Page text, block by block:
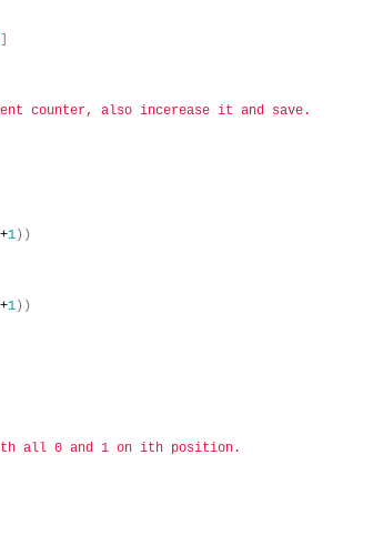
counter, also incerease it and save.
1 ))
1 ))
all 0 and 1 on ith position.